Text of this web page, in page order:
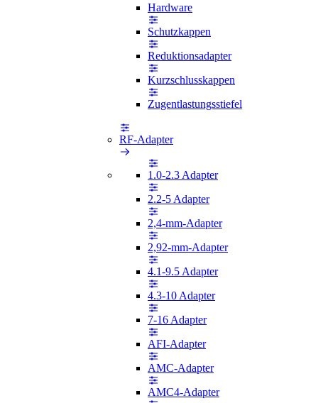
Hardware
Schutzkappen
Reduktionsadapter
Kurzschlusskappen
Zugentlastungsstiefel
RF-Adapter
1.0-2.3 Adapter
2.2-5 Adapter
2,4-mm-Adapter
2,92-mm-Adapter
4.1-9.5 Adapter
4.3-10 Adapter
7-16 Adapter
AFI-Adapter
AMC-Adapter
AMC4-Adapter